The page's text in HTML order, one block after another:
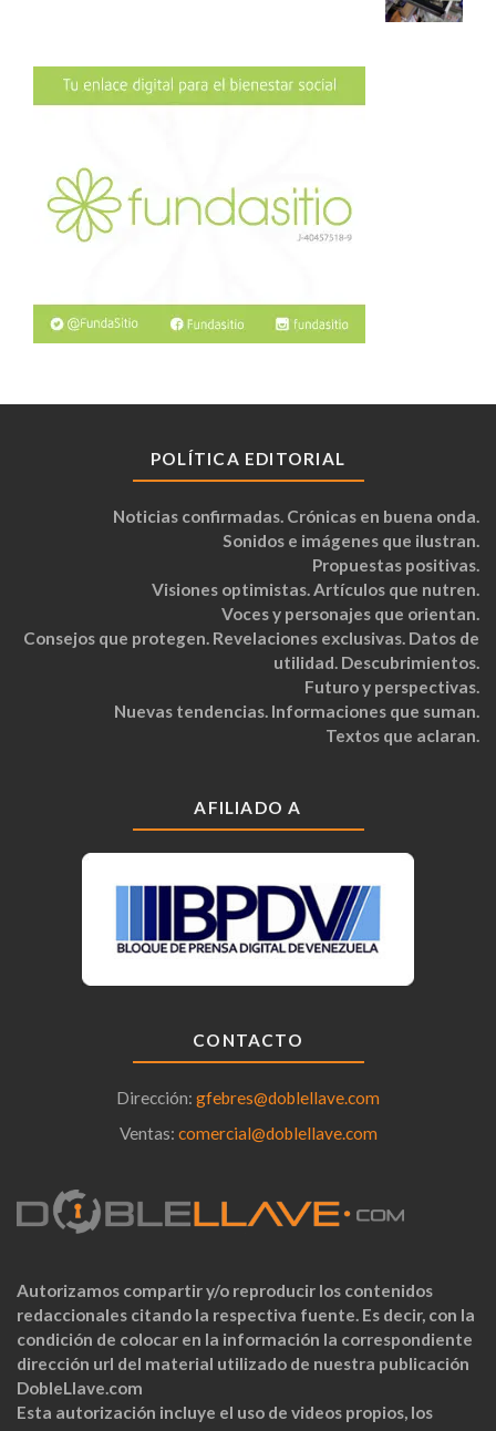
POLÍTICA EDITORIAL
Noticias confirmadas. Crónicas en buena onda.
Sonidos e imágenes que ilustran.
Propuestas positivas.
Visiones optimistas. Artículos que nutren.
Voces y personajes que orientan.
Consejos que protegen. Revelaciones exclusivas. Datos de
utilidad. Descubrimientos.
Futuro y perspectivas.
Nuevas tendencias. Informaciones que suman.
Textos que aclaran.
AFILIADO A
CONTACTO
Dirección: gfebres@doblellave.com
Ventas: comercial@doblellave.com
Autorizamos compartir y/o reproducir los contenidos
redaccionales citando la respectiva fuente. Es decir, con la
condición de colocar en la información la correspondiente
dirección url del material utilizado de nuestra publicación
DobleLlave.com
Esta autorización incluye el uso de videos propios, los